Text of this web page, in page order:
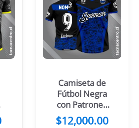
Camiseta de
Fútbol Negra
con Patrones
Amarillos
$12,000.00